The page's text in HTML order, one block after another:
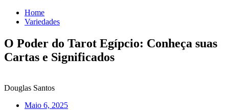
Home
Variedades
O Poder do Tarot Egípcio: Conheça suas
Cartas e Significados
Douglas Santos
Maio 6, 2025